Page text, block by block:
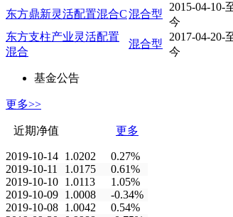
东方鼎新灵活配置混合C混合型
2015-04-10-
今
东方支柱产业灵活配置
混合
混合型
2017-04-20-
今
基金公告
更多>>
近期净值 更多
2019-10-14 1.0202
0.27%
2019-10-11
1.0175
0.61%
2019-10-10 1.0113
1.05%
2019-10-09 1.0008
-0.34%
2019-10-08 1.0042
0.54%